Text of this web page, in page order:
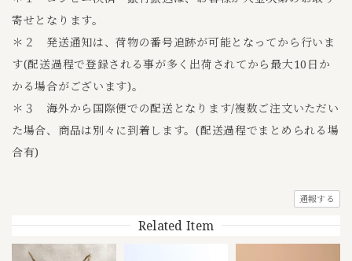
寄せとなります。
＊２ 発送通知は、荷物の番号追跡が可能となってから行いま
す(配送過程で登録される事が多く出荷されてから最大10日か
かる場合がございます)。
＊３ 海外から国際便での配送となります/複数ご注文いただい
た場合、商品は別々に到着します。(配送過程でまとめられる場
合有)
通報する
Related Item